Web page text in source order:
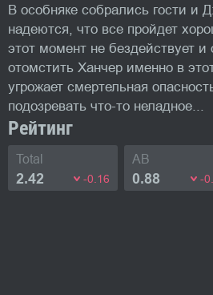
В особняке собрались гости и
надеются, что все пройдет
этот момент не бездействует и
отомстить Ханчер именно в
угрожает смертельная
подозревать что-то неладное...
Рейтинг
Total
2.42 -0.16
AB
0.88 -